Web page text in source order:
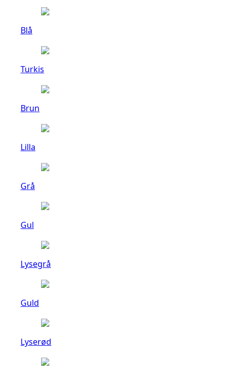
Blå
Turkis
Brun
Lilla
Grå
Gul
Lysegrå
Guld
Lyserød